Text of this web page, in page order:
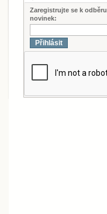
Zaregistrujte se k odběru
novinek:
Přihlásit